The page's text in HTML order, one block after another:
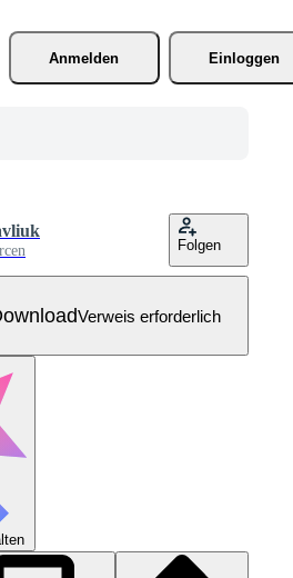
Anmelden
Einloggen
Folgen
Verweis erforderlich